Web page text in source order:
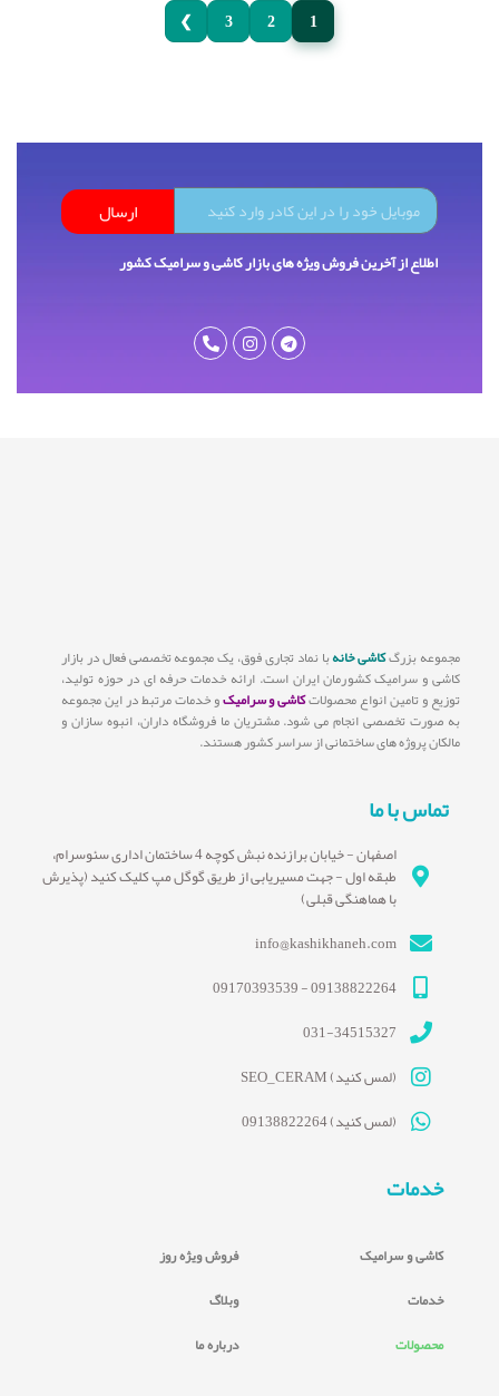
1
2
3
❯
ارسال
اطلاع از آخرین فروش ویژه های بازار کاشی و سرامیک کشور
مجموعه بزرگکاشی خانهبا نماد تجاری فوق، یک مجموعه تخصصی فعال در بازار
کاشی و سرامیک کشورمان ایران است. ارائه خدمات حرفه ای در حوزه تولید،
توزیع و تامین انواع محصولاتکاشی و سرامیکو خدمات مرتبط در این مجموعه
به صورت تخصصی انجام می شود. مشتریان ما فروشگاه داران، انبوه سازان و
مالکان پروژه های ساختمانی از سراسر کشور هستند.
تماس با ما
اصفهان - خیابان برازنده نبش کوچه 4 ساختمان اداری سئوسرام،
طبقه اول - جهت مسیریابی از طریق گوگل مپ کلیک کنید (پذیرش
با هماهنگی قبلی)
info@kashikhaneh.com
09138822264 - 09170393539
031-34515327
(لمس کنید) SEO_CERAM
(لمس کنید) 09138822264
خدمات
کاشی و سرامیک
خدمات
محصولات
فروش ویژه روز
وبلاگ
درباره ما